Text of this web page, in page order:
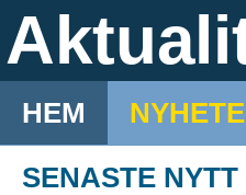
HEM
SENASTE NYTT